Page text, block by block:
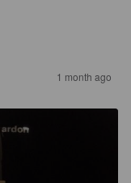
1 month ago